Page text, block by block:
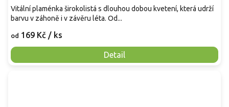
od 169 Kč / ks
Detail
Vitální plaménka širokolistá s dlouhou dobou kvetení, která udrží
barvu v záhoně i v závěru léta. Od...